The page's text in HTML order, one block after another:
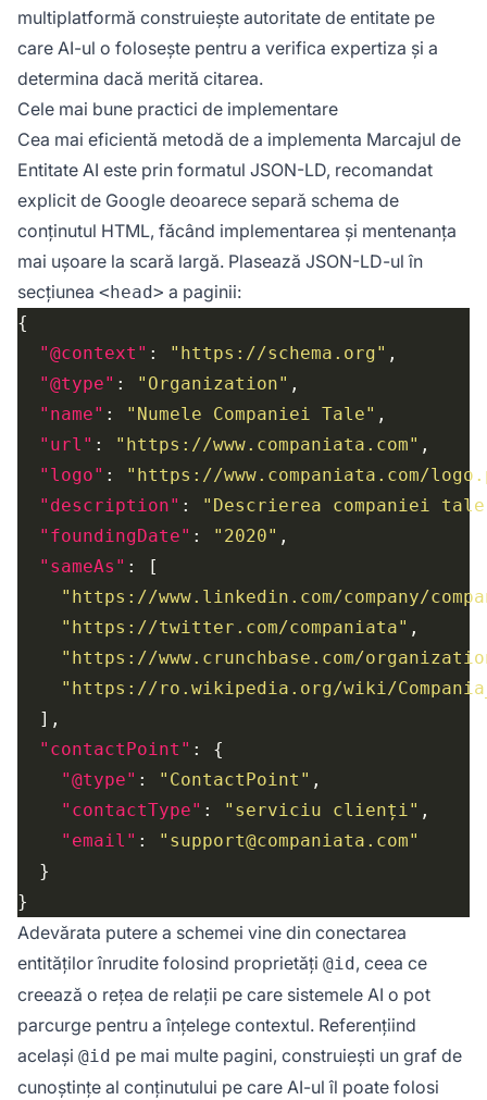
multiplatformă construiește autoritate de entitate pe
care AI-ul o folosește pentru a verifica expertiza și a
determina dacă merită citarea.
Cele mai bune practici de implementare
Cea mai eficientă metodă de a implementa Marcajul de
Entitate AI este prin formatul JSON-LD, recomandat
explicit de Google deoarece separă schema de
conținutul HTML, făcând implementarea și mentenanța
mai ușoare la scară largă. Plasează JSON-LD-ul în
secțiunea <head> a paginii:
"@context" : "https://schema.org"
"@type" : "Organization"
"name" : "Numele Companiei Tale"
"url" : "https://www.companiata.com"
"logo" :
"https://www.companiata.com/
"description" :
"Descrierea companiei
"foundingDate" : "2020"
"sameAs"
"https://www.linkedin.com/company/
"https://twitter.com/companiata"
"https://www.crunchbase.com/
"https://ro.wikipedia.org/wiki/
"contactPoint"
"@type" : "ContactPoint"
"contactType" : "serviciu clienți"
"email" :
"support@companiata.com"
Adevărata putere a schemei vine din conectarea
entităților înrudite folosind proprietăți @id , ceea ce
creează o rețea de relații pe care sistemele AI o pot
parcurge pentru a înțelege contextul. Referențiind
același @id pe mai multe pagini, construiești un graf de
cunoștințe al conținutului pe care AI-ul îl poate folosi